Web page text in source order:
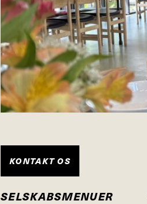
KONTAKT OS
SELSKABSMENUER